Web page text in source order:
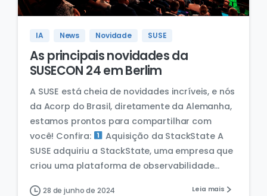
IA News Novidade SUSE
As principais novidades da
SUSECON 24 em Berlim
A SUSE está cheia de novidades incríveis, e nós
da Acorp do Brasil, diretamente da Alemanha,
estamos prontos para compartilhar com
você! Confira:
Aquisição da StackState A
SUSE adquiriu a StackState, uma empresa que
criou uma plataforma de observabilidade...
28 de junho de 2024 Leia mais